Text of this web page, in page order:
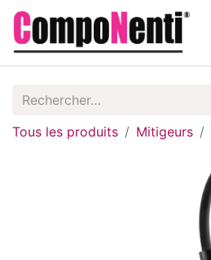
Tous les produits Mitigeurs